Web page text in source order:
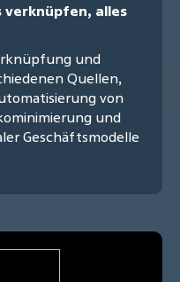
verknüpfen, alles
und
Quellen,
von
und
Geschäftsmodelle